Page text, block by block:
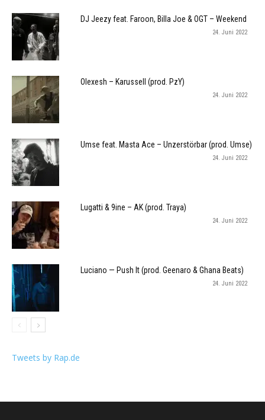
DJ Jeezy feat. Faroon, Billa Joe & OGT – Weekend
24. Juni 2022
Olexesh – Karussell (prod. PzY)
24. Juni 2022
Umse feat. Masta Ace – Unzerstörbar (prod. Umse)
24. Juni 2022
Lugatti & 9ine – AK (prod. Traya)
24. Juni 2022
Luciano — Push It (prod. Geenaro & Ghana Beats)
24. Juni 2022
Tweets by Rap.de